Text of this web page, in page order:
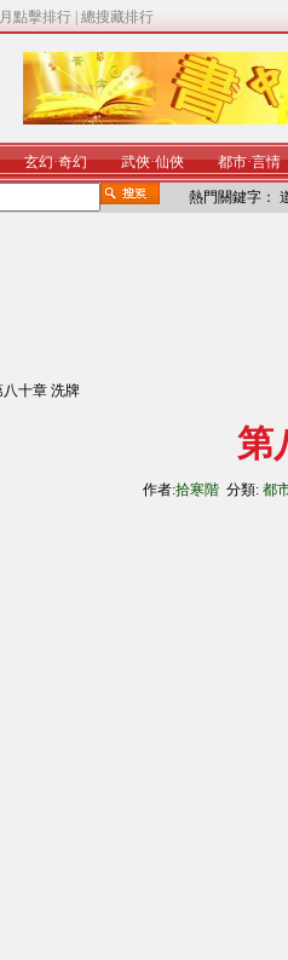
月點擊排行 總搜藏排行
玄幻·奇幻 武俠·仙俠 都市·言情
熱門關鍵字：
八十章 洗牌
第
作者:拾寒階 分類: 都